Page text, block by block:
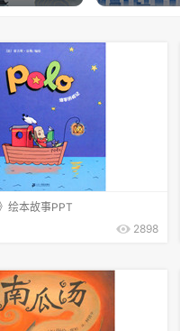
绘本故事PPT
2898